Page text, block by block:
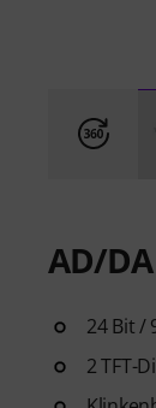
AD/
24 Bit /
2 TFT-